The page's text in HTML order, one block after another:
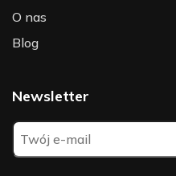
O nas
Blog
Newsletter